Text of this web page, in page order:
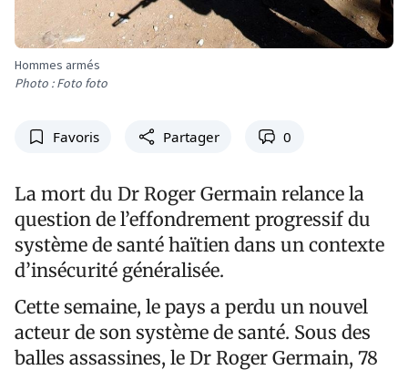
Hommes armés
Photo : Foto foto
Favoris Partager 0
La mort du Dr Roger Germain relance la
question de l’effondrement progressif du
système de santé haïtien dans un contexte
d’insécurité généralisée.
Cette semaine, le pays a perdu un nouvel
acteur de son système de santé. Sous des
balles assassines, le Dr Roger Germain, 78